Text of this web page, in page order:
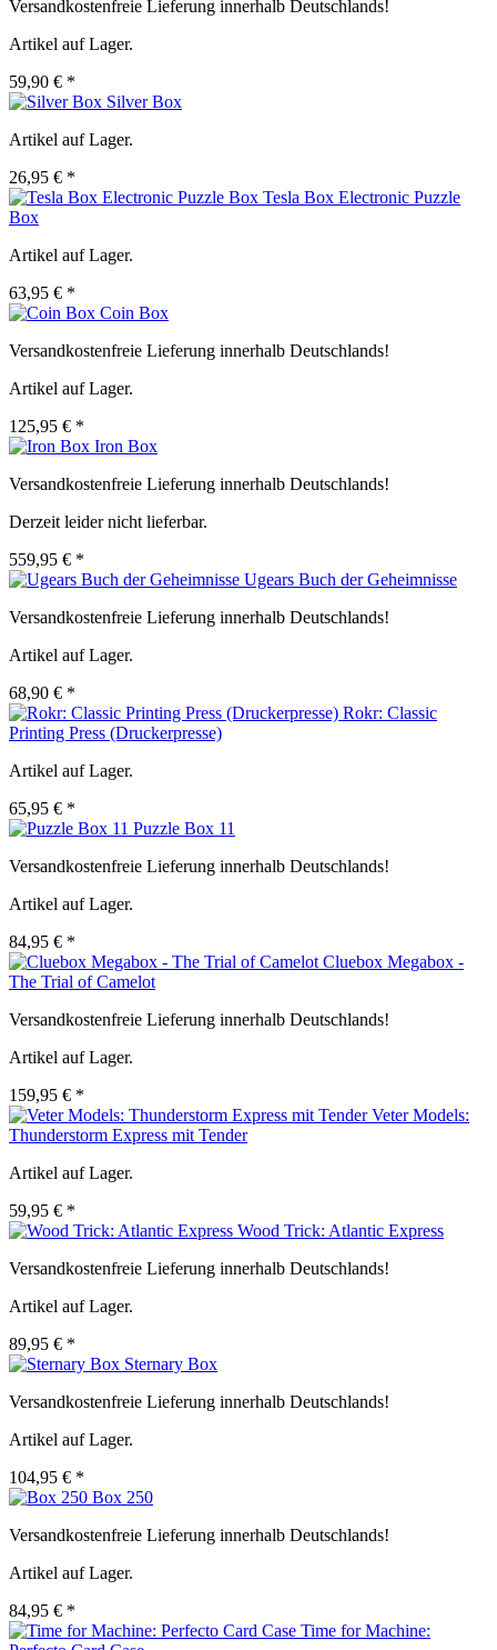
Versandkostenfreie Lieferung innerhalb Deutschlands!
Artikel auf Lager.
59,90 € *
Silver Box
Artikel auf Lager.
26,95 € *
Tesla Box Electronic Puzzle
Box
Artikel auf Lager.
63,95 € *
Coin Box
Versandkostenfreie Lieferung innerhalb Deutschlands!
Artikel auf Lager.
125,95 € *
Iron Box
Versandkostenfreie Lieferung innerhalb Deutschlands!
Derzeit leider nicht lieferbar.
559,95 € *
Ugears Buch der Geheimnisse
Versandkostenfreie Lieferung innerhalb Deutschlands!
Artikel auf Lager.
68,90 € *
Rokr: Classic
Printing Press (Druckerpresse)
Artikel auf Lager.
65,95 € *
Puzzle Box 11
Versandkostenfreie Lieferung innerhalb Deutschlands!
Artikel auf Lager.
84,95 € *
Cluebox Megabox -
The Trial of Camelot
Versandkostenfreie Lieferung innerhalb Deutschlands!
Artikel auf Lager.
159,95 € *
Veter Models:
Thunderstorm Express mit Tender
Artikel auf Lager.
59,95 € *
Wood Trick: Atlantic Express
Versandkostenfreie Lieferung innerhalb Deutschlands!
Artikel auf Lager.
89,95 € *
Sternary Box
Versandkostenfreie Lieferung innerhalb Deutschlands!
Artikel auf Lager.
104,95 € *
Box 250
Versandkostenfreie Lieferung innerhalb Deutschlands!
Artikel auf Lager.
84,95 € *
Time for Machine: